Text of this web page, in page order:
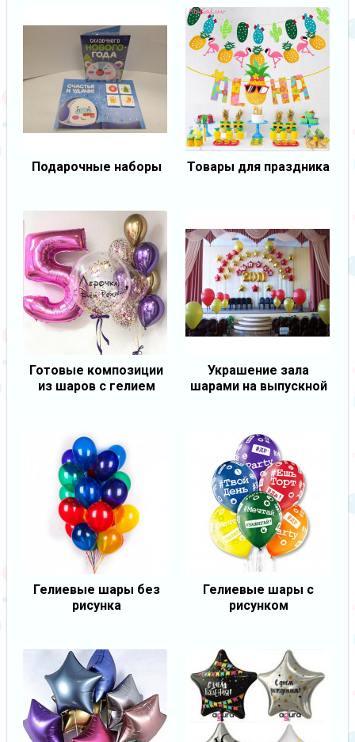
Подарочные наборы Товары для праздника
Готовые композиции
из шаров с гелием
Украшение зала
шарами на выпускной
Гелиевые шары без
рисунка
Гелиевые шары с
рисунком